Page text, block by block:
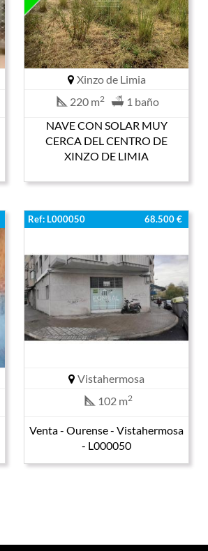
Xinzo de Limia
220 m2
1 baño
NAVE CON SOLAR MUY
CERCA DEL CENTRO DE
XINZO DE LIMIA
Ref: L000050 68.500 €
Vistahermosa
102 m2
Venta - Ourense - Vistahermosa
- L000050